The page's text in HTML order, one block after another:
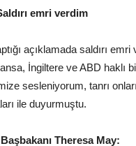
emri verdim
açıklamada saldırı
İngiltere ve ABD haklı
sesleniyorum, tanrı
ile duyurmuştu.
Theresa May: